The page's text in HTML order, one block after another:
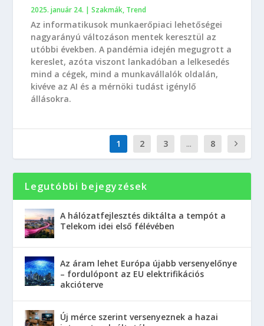
2025. január 24. |Szakmák, Trend
Az informatikusok munkaerőpiaci lehetőségei
nagyarányú változáson mentek keresztül az
utóbbi években. A pandémia idején megugrott a
kereslet, azóta viszont lankadóban a lelkesedés
mind a cégek, mind a munkavállalók oldalán,
kivéve az AI és a mérnöki tudást igénylő
állásokra.
1 2 3 ... 8
Legutóbbi bejegyzések
A hálózatfejlesztés diktálta a tempót a
Telekom idei első félévében
Az áram lehet Európa újabb versenyelőnye
– fordulópont az EU elektrifikációs
akcióterve
Új mérce szerint versenyeznek a hazai